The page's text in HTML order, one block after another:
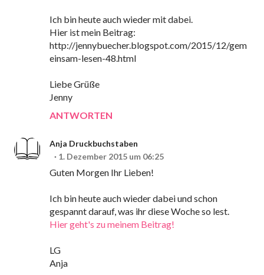
Ich bin heute auch wieder mit dabei.
Hier ist mein Beitrag:
http://jennybuecher.blogspot.com/2015/12/gem
einsam-lesen-48.html
Liebe Grüße
Jenny
ANTWORTEN
Anja Druckbuchstaben
1. Dezember 2015 um 06:25
Guten Morgen Ihr Lieben!
Ich bin heute auch wieder dabei und schon
gespannt darauf, was ihr diese Woche so lest.
Hier geht's zu meinem Beitrag!
LG
Anja